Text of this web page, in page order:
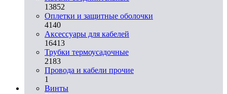
13852
Оплетки и защитные оболочки
4140
Аксессуары для кабелей
16413
Трубки термоусадочные
2183
Провода и кабели прочие
1
Винты